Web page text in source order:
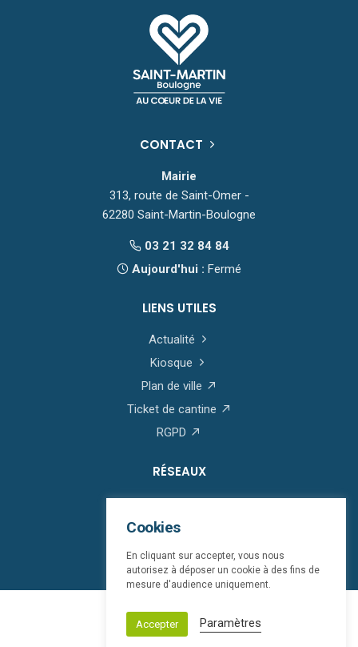
CONTACT
Mairie
313, route de Saint-Omer -
62280 Saint-Martin-Boulogne
03 21 32 84 84
Aujourd'hui : Fermé
LIENS UTILES
Actualité
Kiosque
Plan de ville
Ticket de cantine
RGPD
RÉSEAUX
© Saint-Martin-Boulogne 2026
Cookies
En cliquant sur accepter, vous nous
autorisez à déposer un cookie à des fins de
mesure d'audience uniquement.
Accepter Paramètres